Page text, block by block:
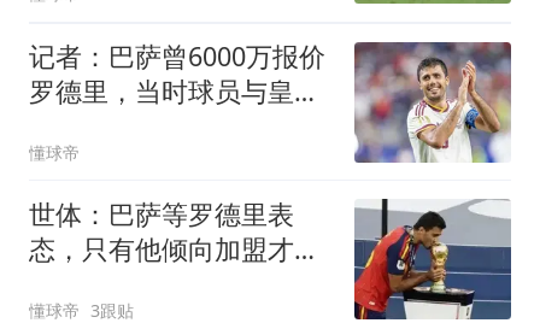
记者：巴萨曾6000万报价
罗德里，当时球员与皇马
懂球帝
世体：巴萨等罗德里表
态，只有他倾向加盟才认
懂球帝 3跟贴